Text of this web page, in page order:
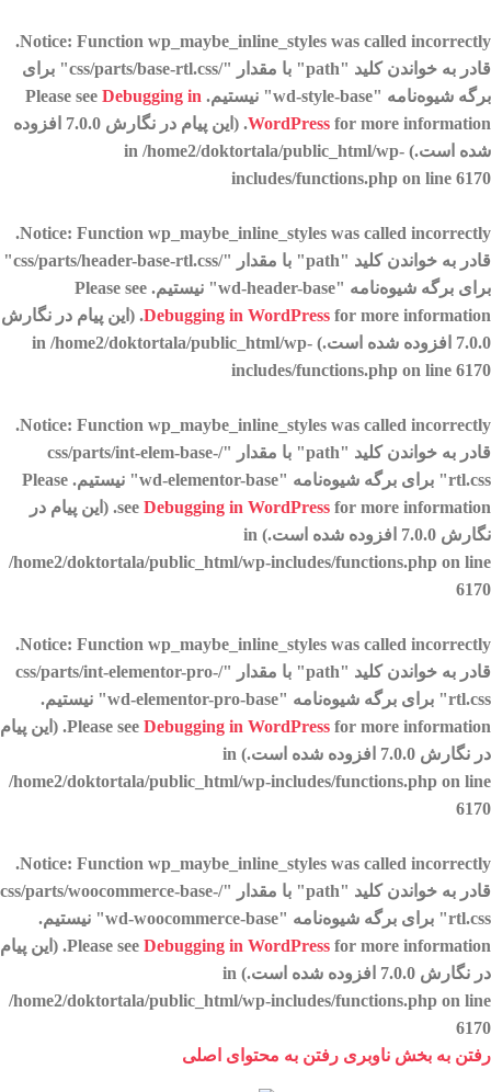
Notice: Function wp_maybe_inline_styles was called incorrectly
.
قادر به خواندن کلید "path" با مقدار "/css/parts/base-rtl.css" برای
برگه شیوه‌نامه "wd-style-base" نیستیم. Please see
Debugging in
WordPress
for more information. (این پیام در نگارش 7.0.0 افزوده
شده است.) in /home2/doktortala/public_html/wp-
includes/functions.php on line 6170
Notice: Function wp_maybe_inline_styles was called incorrectly
.
قادر به خواندن کلید "path" با مقدار "/css/parts/header-base-rtl.css"
برای برگه شیوه‌نامه "wd-header-base" نیستیم. Please see
Debugging in WordPressfor more information. (این پیام در نگارش
7.0.0 افزوده شده است.) in
/home2/doktortala/public_html/wp-
includes/functions.php on line 6170
Notice: Function wp_maybe_inline_styles was called incorrectly
.
قادر به خواندن کلید "path" با مقدار "/css/parts/int-elem-base-
rtl.css" برای برگه شیوه‌نامه "wd-elementor-base" نیستیم. Please
see Debugging in WordPress
for more information. (این پیام در
نگارش 7.0.0 افزوده شده است.) in
/home2/doktortala/public_html/wp-includes/functions.php on line
6170
Notice: Function wp_maybe_inline_styles was called incorrectly
.
قادر به خواندن کلید "path" با مقدار "/css/parts/int-elementor-pro-
rtl.css" برای برگه شیوه‌نامه "wd-elementor-pro-base" نیستیم.
Please see Debugging in WordPress
for more information. (این پیام
در نگارش 7.0.0 افزوده شده است.) in
/home2/doktortala/public_html/wp-includes/functions.php on line
6170
Notice: Function wp_maybe_inline_styles was called incorrectly
.
قادر به خواندن کلید "path" با مقدار "/css/parts/woocommerce-base-
rtl.css" برای برگه شیوه‌نامه "wd-woocommerce-base" نیستیم.
Please see Debugging in WordPress
for more information. (این پیام
در نگارش 7.0.0 افزوده شده است.) in
/home2/doktortala/public_html/wp-includes/functions.php on line
6170
رفتن به بخش ناوبری رفتن به محتوای اصلی